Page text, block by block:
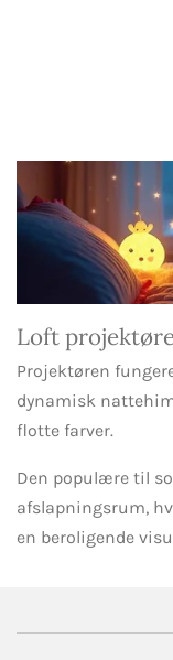
Loft
Projektøren
dynamisk
flotte farver.
Den populære til
afslapningsrum,
en beroligende